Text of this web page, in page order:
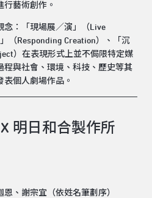
藝術創作。
念：「現場展／演」（Live
（Responding Creation）、「沉
）在表現形式上並不侷限特定媒
程與社會、環境、科技、歷史等其
個人劇場作品。
明日和合製作所
、謝宗宜（依姓名筆劃序）